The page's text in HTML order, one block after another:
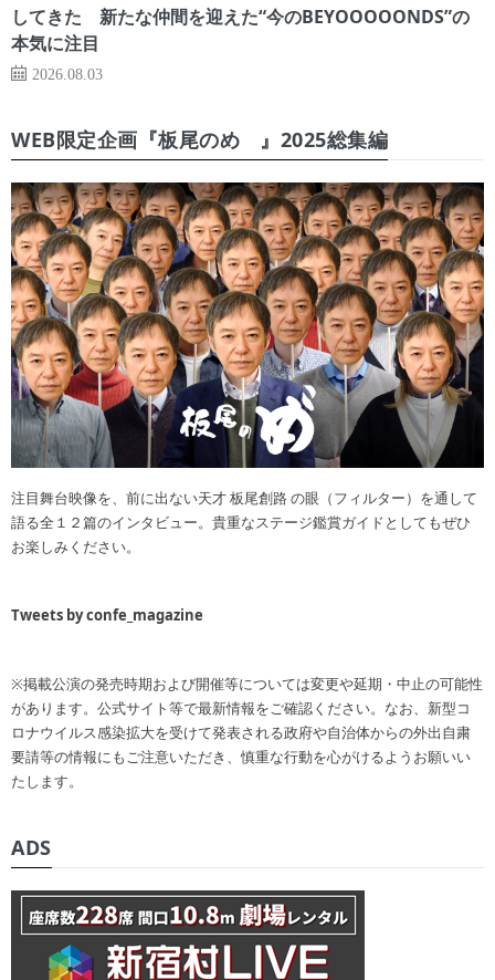
してきた 新たな仲間を迎えた“今のBEYOOOOONDS”の
本気に注目
2026.08.03
WEB限定企画『板尾のめ゙』2025総集編
注目舞台映像を、前に出ない天才 板尾創路 の眼（フィルター）を通して
語る全１２篇のインタビュー。貴重なステージ鑑賞ガイドとしてもぜひ
お楽しみください。
Tweets by confe_magazine
※掲載公演の発売時期および開催等については変更や延期・中止の可能性
があります。公式サイト等で最新情報をご確認ください。なお、新型コ
ロナウイルス感染拡大を受けて発表される政府や自治体からの外出自粛
要請等の情報にもご注意いただき、慎重な行動を心がけるようお願いい
たします。
ADS